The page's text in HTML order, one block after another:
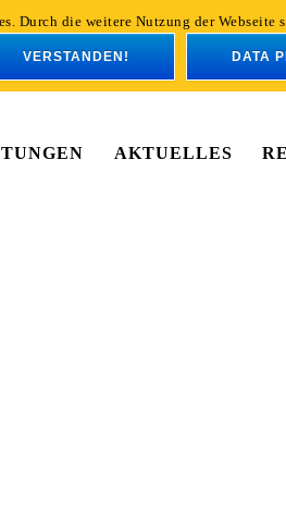
AKTUELLES
die weitere Nutzung der
VERSTANDEN! DATA